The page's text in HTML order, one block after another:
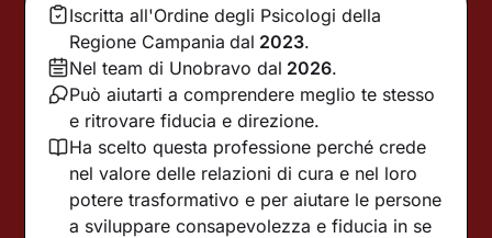
Iscritta all'Ordine degli Psicologi della
Regione Campania dal 2023.
Nel team di Unobravo dal 2026.
Può aiutarti a comprendere meglio te stesso
e ritrovare fiducia e direzione.
Ha scelto questa professione perché crede
nel valore delle relazioni di cura e nel loro
potere trasformativo e per aiutare le persone
a sviluppare consapevolezza e fiducia in se